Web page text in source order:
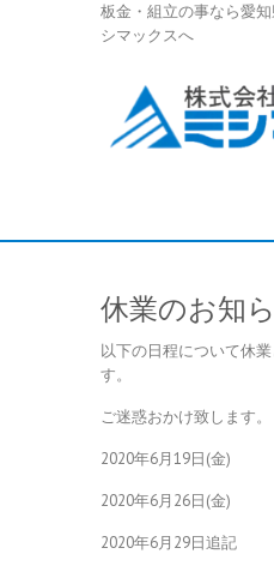
板金・組立の事なら愛
シマックスへ
休業のお知
以下の日程について休
す。
ご迷惑おかけ致します。
2020年6月19日(金)
2020年6月26日(金)
2020年6月29日追記